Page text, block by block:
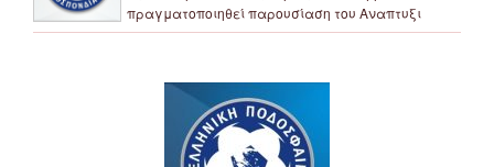
πραγματοποιηθεί παρουσίαση του Αναπτυξι